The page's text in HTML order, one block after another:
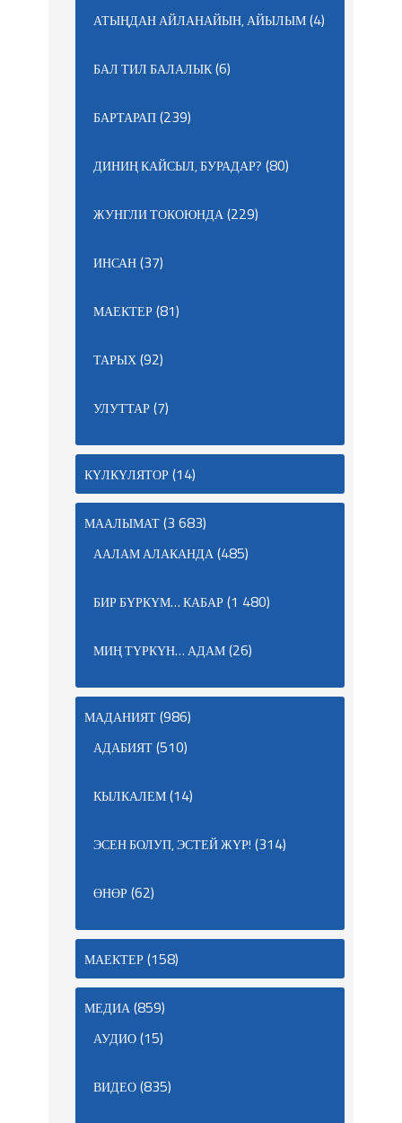
АТЫҢДАН АЙЛАНАЙЫН, АЙЫЛЫМ(4)
БАЛ ТИЛ БАЛАЛЫК(6)
БАРТАРАП(239)
ДИНИҢ КАЙСЫЛ, БУРАДАР? (80)
ЖУНГЛИ ТОКОЮНДА(229)
ИНСАН(37)
МАЕКТЕР(81)
ТАРЫХ(92)
УЛУТТАР(7)
КҮЛКҮЛЯТОР(14)
МААЛЫМАТ(3 683)
ААЛАМ АЛАКАНДА(485)
БИР БҮРКҮМ… КАБАР(1 480)
МИҢ ТҮРКҮН… АДАМ(26)
МАДАНИЯТ(986)
АДАБИЯТ(510)
КЫЛКАЛЕМ(14)
ЭСЕН БОЛУП, ЭСТЕЙ ЖҮР! (314)
ӨНӨР(62)
МАЕКТЕР(158)
МЕДИА(859)
АУДИО(15)
ВИДЕО(835)